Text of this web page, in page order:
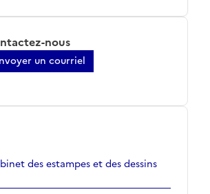
nous
un courriel
des estampes et des dessins